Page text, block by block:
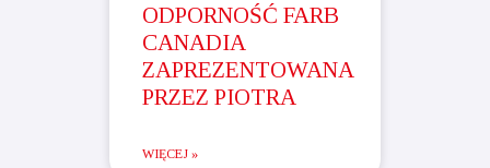
ODPORNOŚĆ FARB
CANADIA
ZAPREZENTOWANA
PRZEZ PIOTRA
WIĘCEJ »